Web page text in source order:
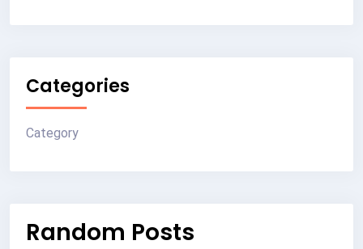
Categories
Category
Random Posts